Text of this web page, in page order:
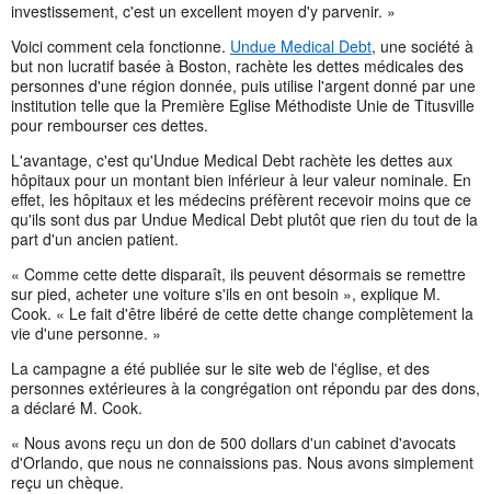
investissement, c'est un excellent moyen d'y parvenir. »
Voici comment cela fonctionne. Undue Medical Debt, une société à
but non lucratif basée à Boston, rachète les dettes médicales des
personnes d'une région donnée, puis utilise l'argent donné par une
institution telle que la Première Eglise Méthodiste Unie de Titusville
pour rembourser ces dettes.
L'avantage, c'est qu'Undue Medical Debt rachète les dettes aux
hôpitaux pour un montant bien inférieur à leur valeur nominale. En
effet, les hôpitaux et les médecins préfèrent recevoir moins que ce
qu'ils sont dus par Undue Medical Debt plutôt que rien du tout de la
part d'un ancien patient.
« Comme cette dette disparaît, ils peuvent désormais se remettre
sur pied, acheter une voiture s'ils en ont besoin », explique M.
Cook. « Le fait d'être libéré de cette dette change complètement la
vie d'une personne. »
La campagne a été publiée sur le site web de l'église, et des
personnes extérieures à la congrégation ont répondu par des dons,
a déclaré M. Cook.
« Nous avons reçu un don de 500 dollars d'un cabinet d'avocats
d'Orlando, que nous ne connaissions pas. Nous avons simplement
reçu un chèque.